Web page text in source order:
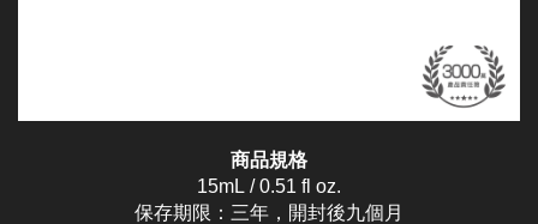
商品規格
15mL / 0.51 fl oz.
保存期限：三年，開封後九個月